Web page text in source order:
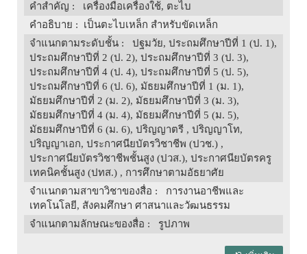
คำสำคัญ : เครื่องมือเครื่องใช้, ตะไบ
คำอธิบาย : เป็นตะไบเหล็ก สำหรับขัดเหล็ก
จำแนกตามระดับชั้น : ปฐมวัย, ประถมศึกษาปีที่ 1 (ป. 1),
ประถมศึกษาปีที่ 2 (ป. 2), ประถมศึกษาปีที่ 3 (ป. 3),
ประถมศึกษาปีที่ 4 (ป. 4), ประถมศึกษาปีที่ 5 (ป. 5),
ประถมศึกษาปีที่ 6 (ป. 6), มัธยมศึกษาปีที่ 1 (ม. 1),
มัธยมศึกษาปีที่ 2 (ม. 2), มัธยมศึกษาปีที่ 3 (ม. 3),
มัธยมศึกษาปีที่ 4 (ม. 4), มัธยมศึกษาปีที่ 5 (ม. 5),
มัธยมศึกษาปีที่ 6 (ม. 6), ปริญญาตรี , ปริญญาโท,
ปริญญาเอก, ประกาศนียบัตรวิชาชีพ (ปวช.) ,
ประกาศนียบัตรวิชาชีพชั้นสูง (ปวส.), ประกาศนียบัตรครู
เทคนิคชั้นสูง (ปทส.) , การศึกษาตามอัธยาศัย
จำแนกตามสาขาวิชาของสื่อ : การงานอาชีพและ
เทคโนโลยี, สังคมศึกษา ศาสนาและวัฒนธรรม
จำแนกตามลักษณะของสื่อ : รูปภาพ